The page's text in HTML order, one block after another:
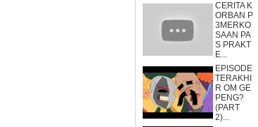
CERITA K
ORBAN P
3MERKO
SAAN PA
S PRAKT
E...
EPISODE
TERAKHI
R OM GE
PENG?
(PART
2)...